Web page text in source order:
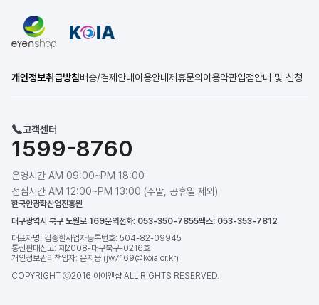
개인정보취급방침배송/결제안내이용안내제휴문의 이용약관입점안내 및 신청
고객센터
1599-8760
운영시간 AM 09:00~PM 18:00
점심시간 AM 12:00~PM 13:00 (주말, 공휴일 제외)
한국안광학산업진흥원
대구광역시 북구 노원로 169문의전화: 053-350-7855팩스: 053-353-7812
대표자명: 김종한사업자등록번호: 504-82-09945
통신판매신고: 제2008-대구북구-0216호
개인정보관리책임자: 윤지웅 (jw7169@koia.or.kr)
COPYRIGHT ⓒ2016 아이엔샵 ALL RIGHTS RESERVED.